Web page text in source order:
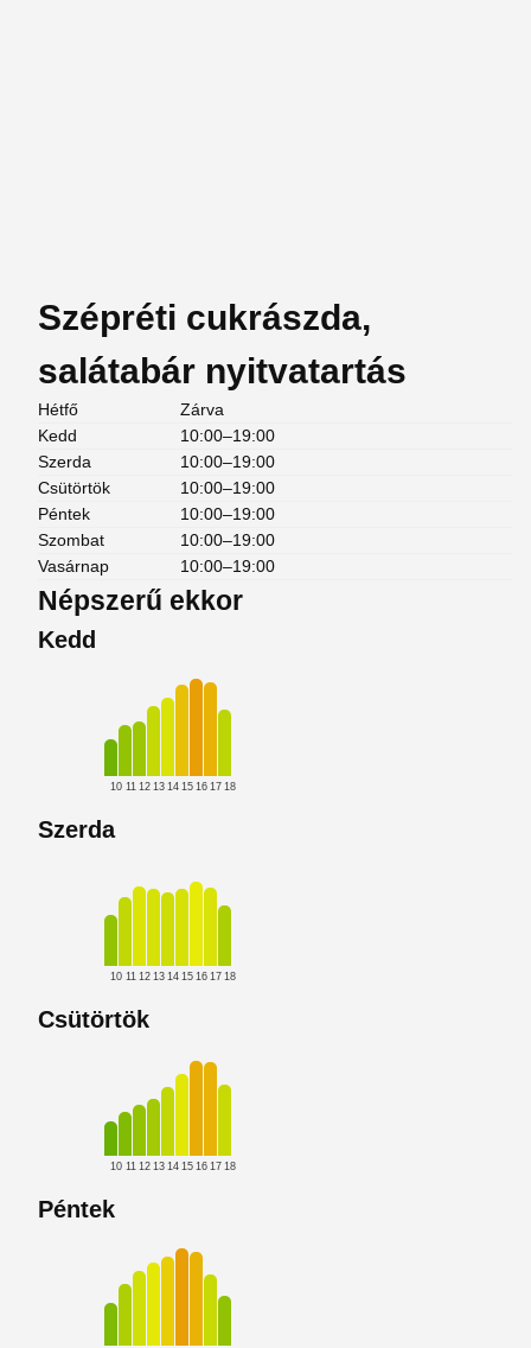
Szépréti cukrászda,
salátabár nyitvatartás
Hétfő
Zárva
Kedd
10:00–19:00
Szerda
10:00–19:00
Csütörtök
10:00–19:00
Péntek
10:00–19:00
Szombat
10:00–19:00
Vasárnap
10:00–19:00
Népszerű ekkor
Kedd
10 11 12 13 14 15 16 17 18
Szerda
10 11 12 13 14 15 16 17 18
Csütörtök
10 11 12 13 14 15 16 17 18
Péntek